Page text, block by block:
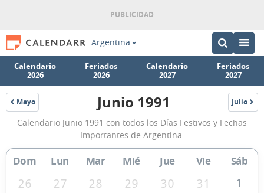
Argentina
Calendario
2026
Feriados
2026
Calendario
2027
Feriados
2027
Mayo
1991
Calendario
Junio
1991
de
Argentina
Junio 1991 Julio
1991
Calendario Junio 1991 con todos los Días Festivos y Fechas
Importantes de Argentina.
Dom Lun Mar Mié Jue Vie Sáb
26 27 28 29 30 31
1